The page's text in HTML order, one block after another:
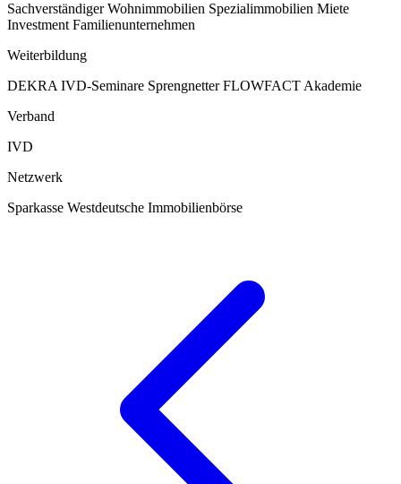
Sachverständiger Wohnimmobilien Spezialimmobilien Miete
Investment Familienunternehmen
Weiterbildung
DEKRA IVD-Seminare Sprengnetter FLOWFACT Akademie
Verband
IVD
Netzwerk
Sparkasse Westdeutsche Immobilienbörse